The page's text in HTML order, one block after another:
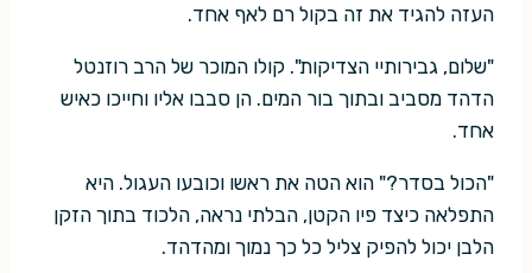
העזה להגיד את זה בקול רם לאף אחד.
"שלום, גבירותיי הצדיקות". קולו המוכר של הרב רוזנטל
הדהד מסביב ובתוך בור המים. הן סבבו אליו וחייכו כאיש
אחד.
"הכול בסדר?" הוא הטה את ראשו וכובעו העגול. היא
התפלאה כיצד פיו הקטן, הבלתי נראה, הלכוד בתוך הזקן
הלבן יכול להפיק צליל כל כך נמוך ומהדהד.